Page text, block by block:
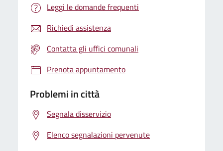
Leggi le domande frequenti
Richiedi assistenza
Contatta gli uffici comunali
Prenota appuntamento
Problemi in città
Segnala disservizio
Elenco segnalazioni pervenute